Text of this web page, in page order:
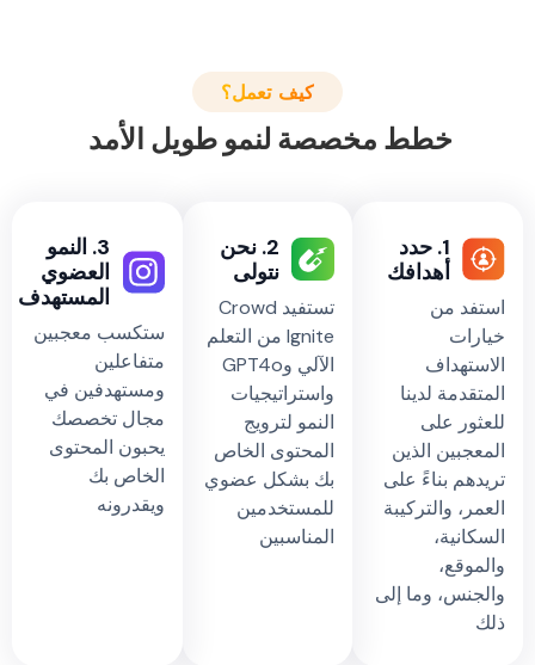
كيف تعمل؟
خطط مخصصة لنمو طويل الأمد
1. حدد
أهدافك
من
لدينا
على
الذين
بناءً على
والتركيبة
وما إلى
2. نحن
نتولى
تستفيد Crowd
Ignite من التعلم
الآلي وGPT4o
واستراتيجيات
النمو لترويج
المحتوى الخاص
بك بشكل عضوي
للمستخدمين
المناسبين
3. النمو
العضوي
المستهدف
ستكسب معجبين
متفاعلين
ومستهدفين في
مجال تخصصك
يحبون المحتوى
الخاص بك
ويقدرونه